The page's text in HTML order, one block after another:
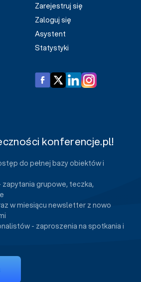
Zarejestruj się
Zaloguj się
Asystent
Statystyki
konferencje.pl!
do pełnej bazy obiektów i
grupowe, teczka,
w miesiącu newsletter z nowo
- zaproszenia na spotkania i